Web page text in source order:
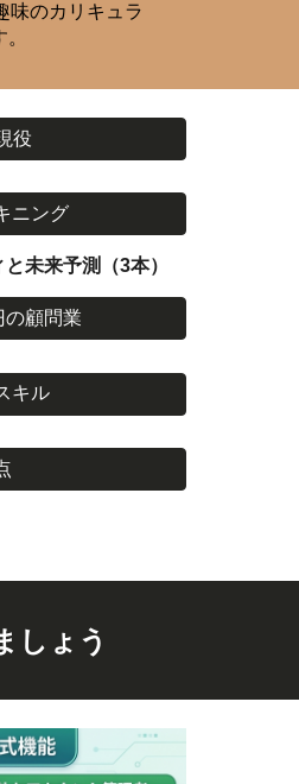
味のカリキュラ
役
ニング
未来予測（3本）
の顧問業
キル
しょう